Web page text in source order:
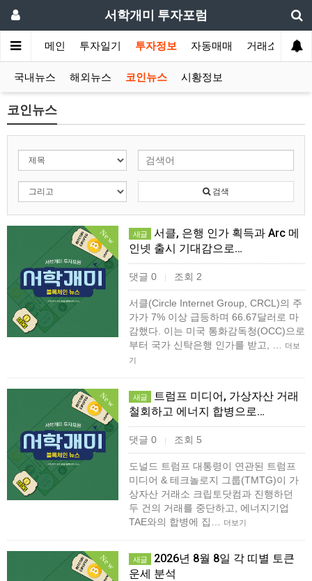
서학개미 투자포럼
메인 투자일기 투자정보 자동매매 거래소
국내뉴스 해외뉴스 코인뉴스 시황정보
코인뉴스
검색
New 새글
서클, 은행 인가 획득과 Arc 메
인넷 출시 기대감으로…
댓글 0 | 조회 2
서클(Circle Internet Group, CRCL)의 주
가가 7% 이상 급등하며 66.67달러로 마
감했다. 이는 미국 통화감독청(OCC)으로
부터 국가 신탁은행 인가를 받고, …
더보
기
New 새글
트럼프 미디어, 가상자산 거래
철회하고 에너지 합병으로…
댓글 0 | 조회 5
도널드 트럼프 대통령이 연관된 트럼프
미디어 & 테크놀로지 그룹(TMTG)이 가
상자산 거래소 크립토닷컴과 진행하던
두 건의 거래를 중단하고, 에너지기업
TAE와의 합병에 집…
더보기
New 새글
2026년 8월 8일 각 띠별 토큰
운세 분석